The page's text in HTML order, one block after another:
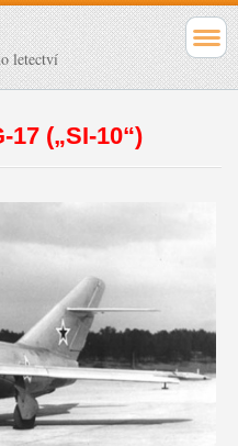
letectví
(„SI-10“)